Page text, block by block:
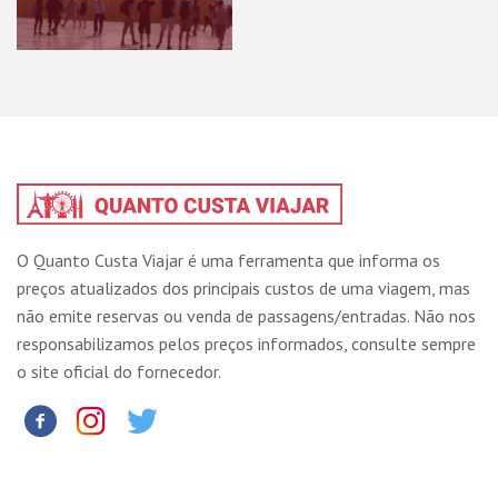
O Quanto Custa Viajar é uma ferramenta que informa os
preços atualizados dos principais custos de uma viagem, mas
não emite reservas ou venda de passagens/entradas. Não nos
responsabilizamos pelos preços informados, consulte sempre
o site oficial do fornecedor.